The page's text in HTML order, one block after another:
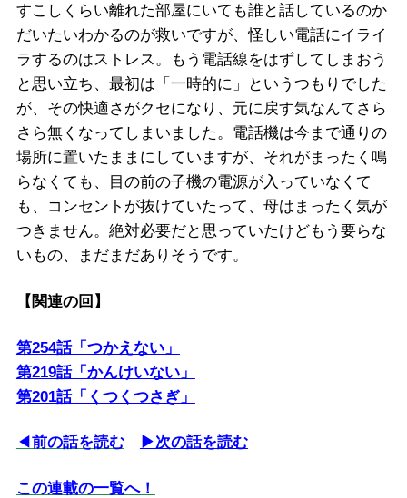
すこしくらい離れた部屋にいても誰と話しているのか
だいたいわかるのが救いですが、怪しい電話にイライ
ラするのはストレス。もう電話線をはずしてしまおう
と思い立ち、最初は「一時的に」というつもりでした
が、その快適さがクセになり、元に戻す気なんてさら
さら無くなってしまいました。電話機は今まで通りの
場所に置いたままにしていますが、それがまったく鳴
らなくても、目の前の子機の電源が入っていなくて
も、コンセントが抜けていたって、母はまったく気が
つきません。絶対必要だと思っていたけどもう要らな
いもの、まだまだありそうです。
【関連の回】
第254話「つかえない」
第219話「かんけいない」
第201話「くつくつさぎ」
◀ 前の話を読む ▶次の話を読む
この連載の一覧へ！